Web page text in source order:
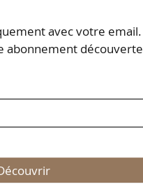
avec votre email.
abonnement découverte